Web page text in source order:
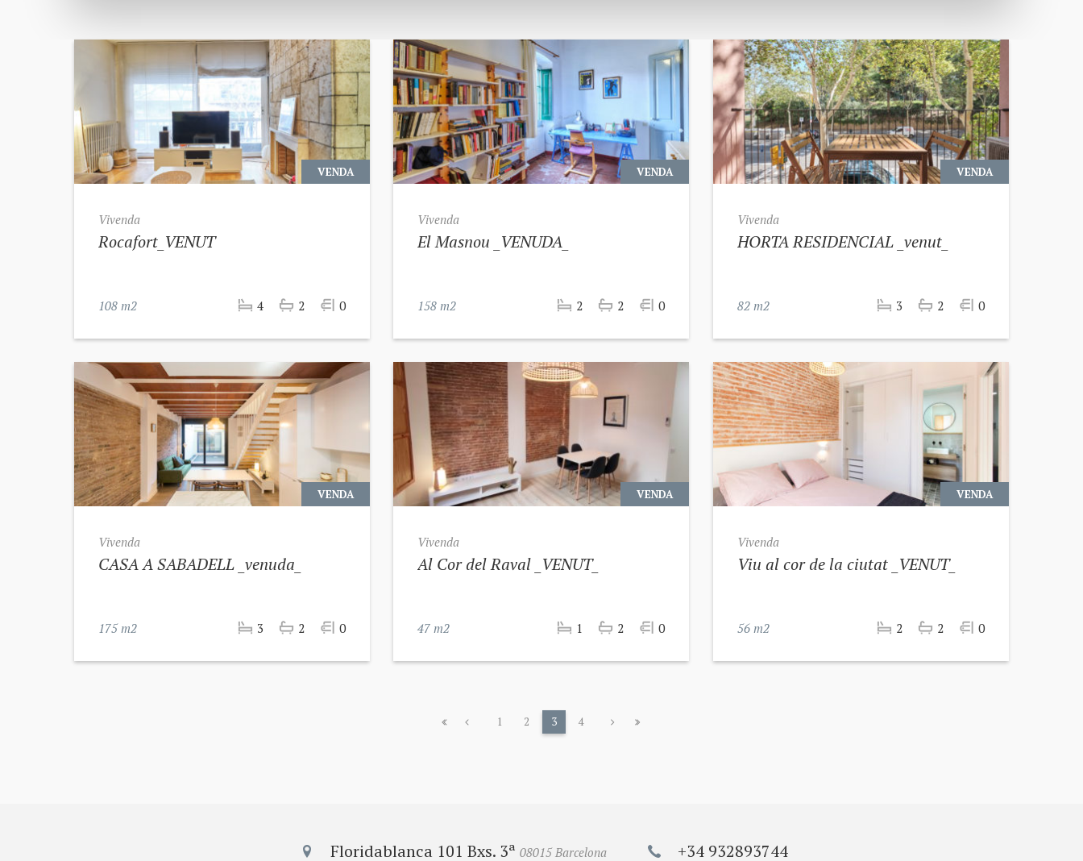
VENDA
Vivenda
Rocafort_VENUT
108 m2 4 2 0
VENDA
Vivenda
El Masnou _VENUDA_
158 m2 2 2 0
VENDA
Vivenda
HORTA RESIDENCIAL _venut_
82 m2 3 2 0
VENDA
Vivenda
CASA A SABADELL _venuda_
175 m2 3 2 0
VENDA
Vivenda
Al Cor del Raval _VENUT_
47 m2 1 2 0
VENDA
Vivenda
Viu al cor de la ciutat _VENUT_
56 m2 2 2 0
1 2 3 4
Floridablanca 101 Bxs. 3ª 08015 Barcelona +34 932893744